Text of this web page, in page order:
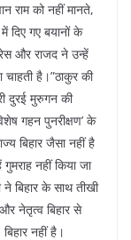
राम को नहीं मानते,
दिए गए बयानों के
और राजद ने उन्हें
है।”ठाकुर की
दुरई मुरुगन की
गहन पुनरीक्षण’ के
बिहार जैसा नहीं है
नहीं किया जा
ने बिहार के साथ तीखी
नेतृत्व बिहार से
नहीं है।